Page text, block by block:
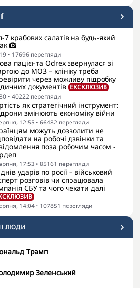
7 крабових салатів на будь-який
• 17696 перегляди
пацієнта Odrex звернулася зі
до МОЗ – клініку треба
через можливу підробку
документів ЕКСКЛЮЗИВ
• 40222 перегляди
як стратегічний інструмент:
змінюють економіку війни
12:55 • 66482 перегляди
можуть дозволити не
на робочі дзвінки та
поза робочим часом -
17:53 • 85161 перегляди
ударів по росії – військовий
розповів чи спрацювала
СБУ та чого чекати далі
14:04 • 107851 перегляди
ЛЮДИ
Трамп
Зеленський